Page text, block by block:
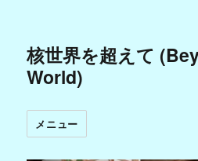
核世界を超えて
World)
メニュー